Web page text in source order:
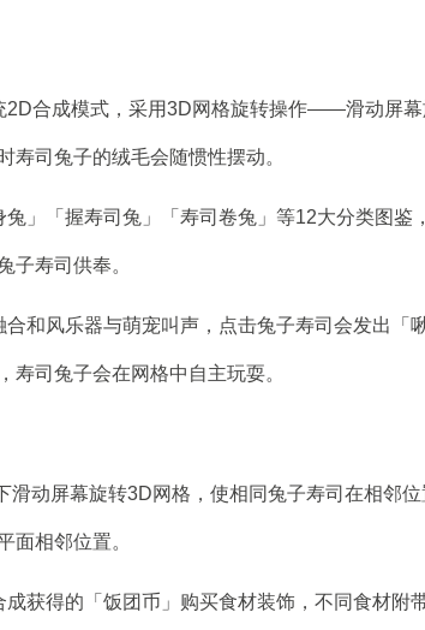
2D合成模式，采用3D网格旋转操作——滑动屏幕
寿司兔子的绒毛会随惯性摆动。
」「握寿司兔」「寿司卷兔」等12大分类图鉴
子寿司供奉。
和风乐器与萌宠叫声，点击兔子寿司会发出「
寿司兔子会在网格中自主玩耍。
滑动屏幕旋转3D网格，使相同兔子寿司在相邻
面相邻位置。
成获得的「饭团币」购买食材装饰，不同食材